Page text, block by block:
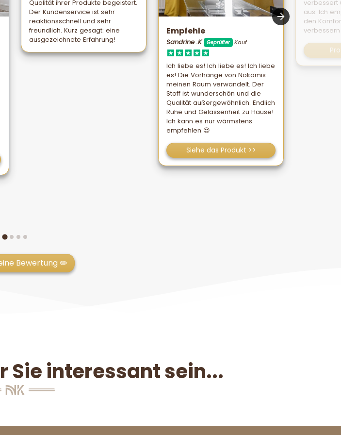
Qualität ihrer Produkte begeistert.
Der Kundenservice ist sehr
reaktionsschnell und sehr
freundlich. Kurz gesagt: eine
ausgezeichnete Erfahrung!
Empfehle
Sandrine .K Geprüfter Kauf
Ich liebe es! Ich liebe es! Ich liebe
es! Die Vorhänge von Nokomis
meinen Raum verwandelt. Der
Stoff ist wunderschön und die
Qualität außergewöhnlich. Endlich
Ruhe und Gelassenheit zu Hause!
Ich kann es nur wärmstens
empfehlen 😍
Siehe das Produkt >>
verbessert
aus. Ich
den
Bewertung ✏️
Sie interessant sein...